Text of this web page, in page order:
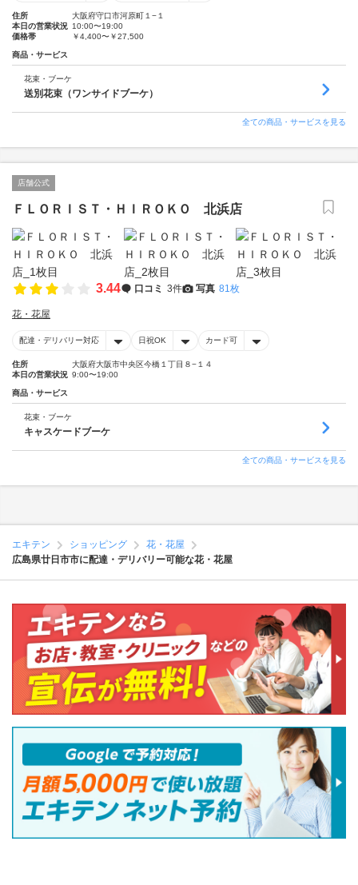
住所
大阪府守口市河原町１−１
本日の営業状況 10:00〜19:00
価格帯
￥4,400〜￥27,500
商品・サービス
花束・ブーケ
送別花束（ワンサイドブーケ）
全ての商品・サービスを見る
店舗公式
ＦＬＯＲＩＳＴ・ＨＩＲＯＫＯ 北浜店
3.44 口コミ 3件 写真 81枚
花・花屋
配達・デリバリー対応 日祝OK カード可
住所
大阪府大阪市中央区今橋１丁目８−１４
本日の営業状況 9:00〜19:00
商品・サービス
花束・ブーケ
キャスケードブーケ
全ての商品・サービスを見る
エキテン ショッピング
花・花屋
広島県廿日市市に配達・デリバリー可能な花・花屋